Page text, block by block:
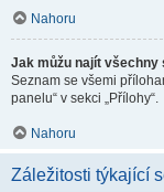
Nahoru
Jak můžu najít všechny
Seznam se všemi
panelu“ v sekci „Přílohy“.
Nahoru
Záležitosti týkající